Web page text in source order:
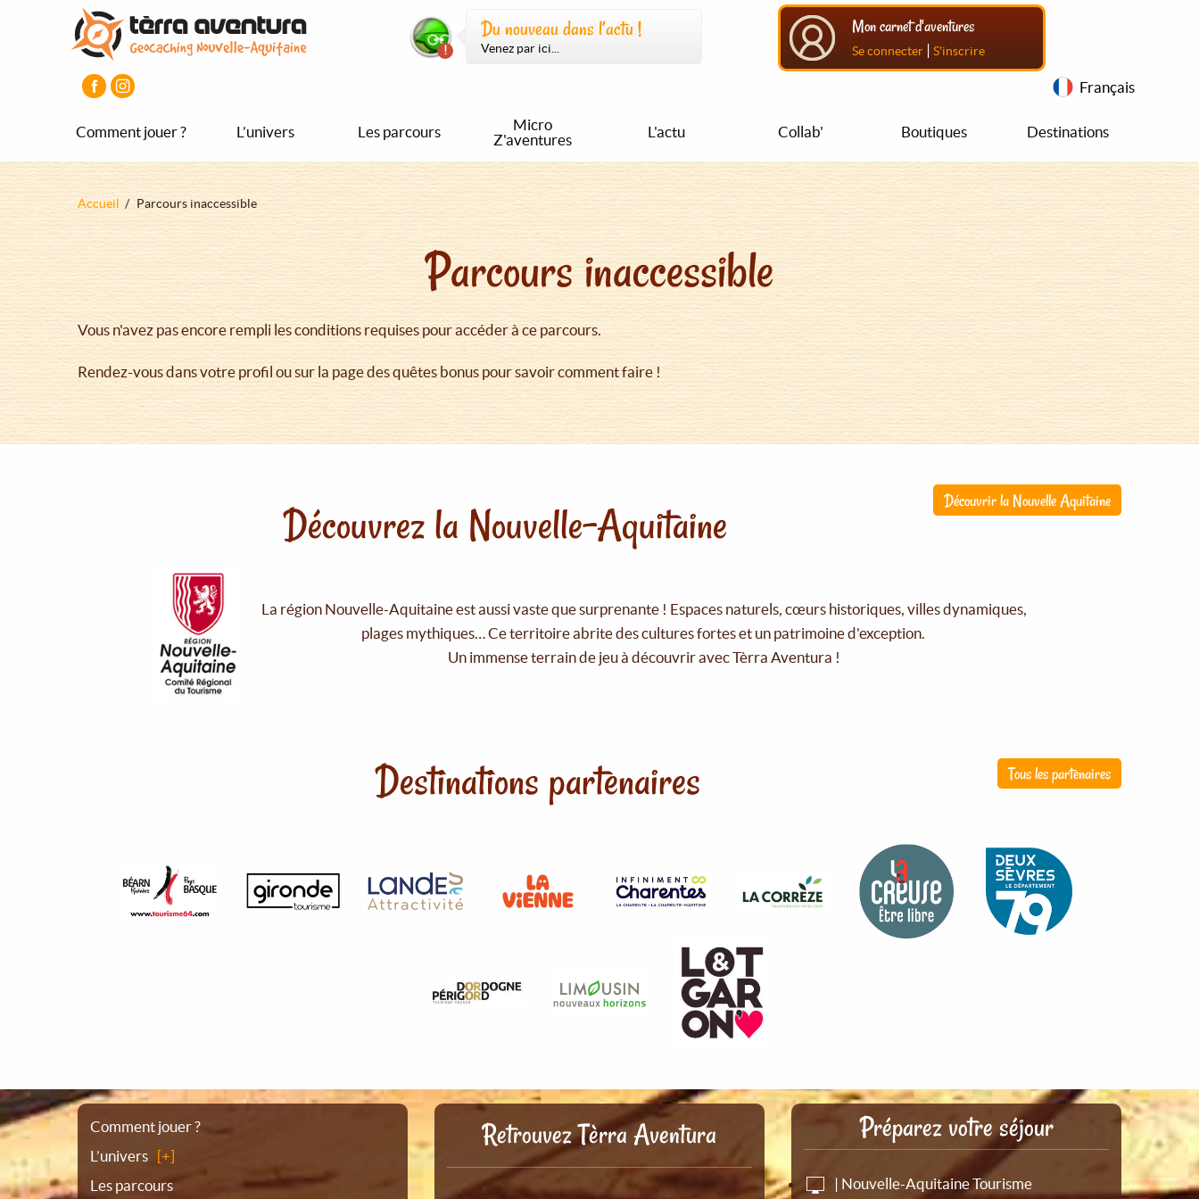
Du nouveau dans l’actu !
Venez par ici...
Mon carnet d'aventures
Se connecter | S'inscrire
Français
Comment jouer ? L’univers Les parcours
Micro
Z'aventures
L'actu Collab' Boutiques Destinations
Fil
Accueil Parcours inaccessible
Parcours inaccessible
Vous n'avez pas encore rempli les conditions requises pour accéder à ce parcours.
Rendez-vous dans votre profil ou sur la page des quêtes bonus pour savoir comment faire !
Découvrir la Nouvelle Aquitaine
Découvrez la Nouvelle-Aquitaine
La région Nouvelle-Aquitaine est aussi vaste que surprenante ! Espaces naturels, cœurs historiques, villes dynamiques,
plages mythiques… Ce territoire abrite des cultures fortes et un patrimoine d'exception.
Un immense terrain de jeu à découvrir avec Tèrra Aventura !
Tous les partenaires
Destinations partenaires
Plan
du
Comment jouer ?
L’univers
Les parcours
Retrouvez Tèrra Aventura Préparez votre séjour
| Nouvelle-Aquitaine Tourisme